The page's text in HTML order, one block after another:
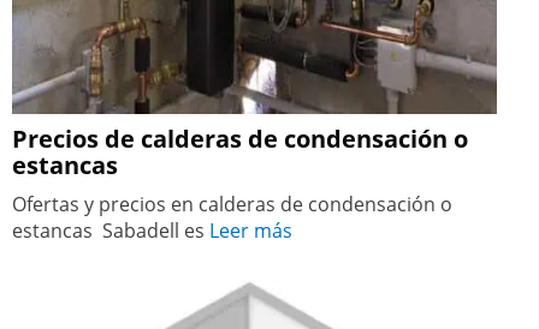
Precios de calderas de condensación o
estancas
Ofertas y precios en calderas de condensación o
estancas Sabadell es Leer más